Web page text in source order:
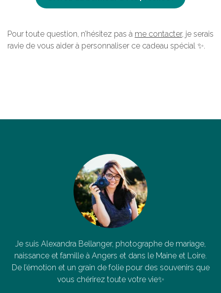
Pour toute question, n’hésitez pas à me contacter, je serais
ravie de vous aider à personnaliser ce cadeau spécial ✨.
Je suis Alexandra Bellanger, photographe de mariage,
naissance et famille à Angers et dans le Maine et Loire.
De l’émotion et un grain de folie pour des souvenirs que
vous chérirez toute votre vie✨